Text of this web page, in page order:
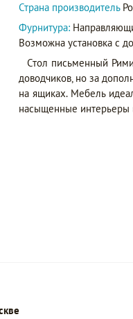
Страна производитель
Фурнитура:
Возможна установка с
Стол письменный
доводчиков, но за
на ящиках. Мебель
насыщенные интерьеры